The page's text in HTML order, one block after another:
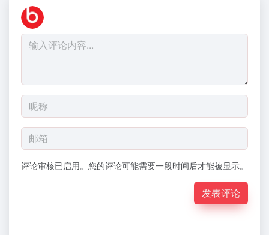
评论审核已启用。您的评论可能需要一段时间后才能被显示。
发表评论